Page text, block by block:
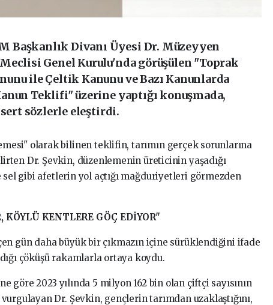
Başkanlık Divanı Üyesi Dr. Müzeyyen
Genel Kurulu'nda görüşülen "Toprak
ile Çeltik Kanunu ve Bazı Kanunlarda
Teklifi" üzerine yaptığı konuşmada,
sözlerle eleştirdi.
olarak bilinen teklifin, tarımın gerçek sorunlarına
Dr. Şevkin, düzenlemenin üreticinin yaşadığı
gibi afetlerin yol açtığı mağduriyetleri görmezden
KENTLERE GÖÇ EDİYOR"
gün daha büyük bir çıkmazın içine sürüklendiğini ifade
çöküşü rakamlarla ortaya koydu.
2023 yılında 5 milyon 162 bin olan çiftçi sayısının
Dr. Şevkin, gençlerin tarımdan uzaklaştığını,